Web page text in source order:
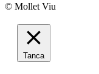
© Mollet Viu
Tanca